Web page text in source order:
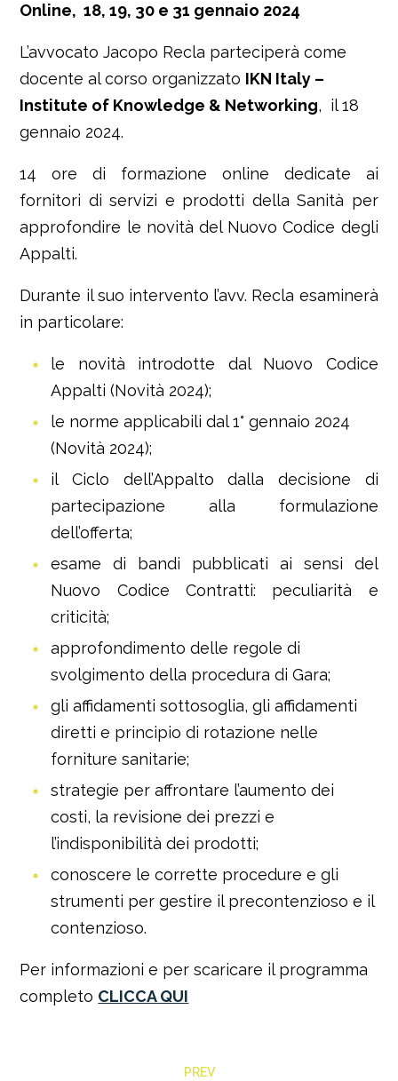
Online, 18, 19, 30 e 31 gennaio 2024
L’avvocato Jacopo Recla parteciperà come
docente al corso organizzato IKN Italy –
Institute of Knowledge & Networking, il 18
gennaio 2024.
14 ore di formazione online dedicate ai
fornitori di servizi e prodotti della Sanità per
approfondire le novità del Nuovo Codice degli
Appalti.
Durante il suo intervento l’avv. Recla esaminerà
in particolare:
le novità introdotte dal Nuovo Codice
Appalti (Novità 2024);
le norme applicabili dal 1° gennaio 2024
(Novità 2024);
il Ciclo dell’Appalto dalla decisione di
partecipazione alla formulazione
dell’offerta;
esame di bandi pubblicati ai sensi del
Nuovo Codice Contratti: peculiarità e
criticità;
approfondimento delle regole di
svolgimento della procedura di Gara;
gli affidamenti sottosoglia, gli affidamenti
diretti e principio di rotazione nelle
forniture sanitarie;
strategie per affrontare l’aumento dei
costi, la revisione dei prezzi e
l’indisponibilità dei prodotti;
conoscere le corrette procedure e gli
strumenti per gestire il precontenzioso e il
contenzioso.
Per informazioni e per scaricare il programma
completo CLICCA QUI
PREV